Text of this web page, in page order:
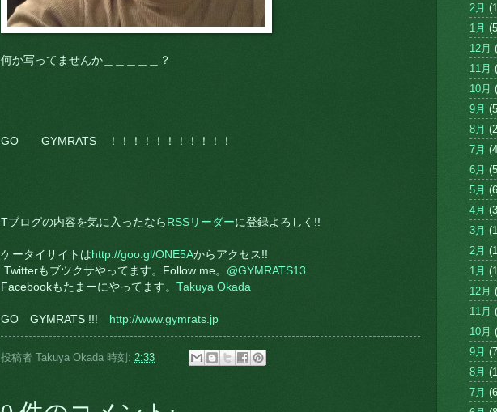
何か写ってませんか＿＿＿＿＿？
GO GYMRATS ！！！！！！！！！！！
Tブログの内容を気に入ったなら RSSリーダーに登録よろしく!!
ケータイサイトは http://goo.gl/ONE5Aからアクセス!!
Twitterもブツクサやってます。Follow me。 @GYMRATS13
Facebookもたまーにやってます。 Takuya Okada
GO GYMRATS !!! http://www.gymrats.jp
投稿者 Takuya Okada 時刻: 2:33
2月
1月
12月
11月
10月
9月
8月
7月
6月
5月
4月
3月
2月
1月
12月
11月
10月
9月
8月
7月